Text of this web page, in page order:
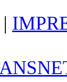
|